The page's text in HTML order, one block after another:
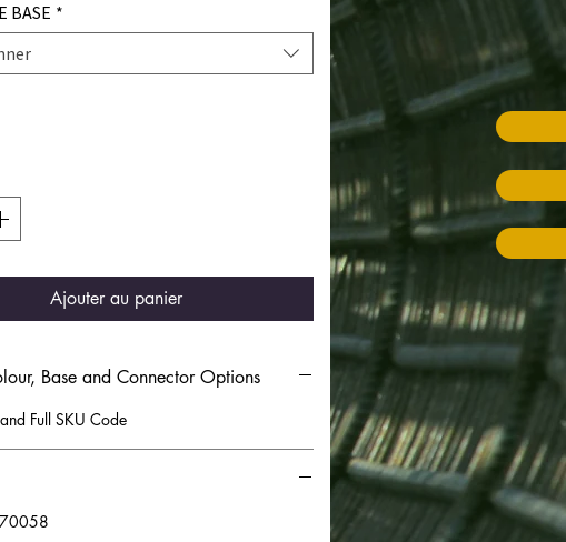
BASE *
Ajouter au panier
Base and Connector Options
Full SKU Code